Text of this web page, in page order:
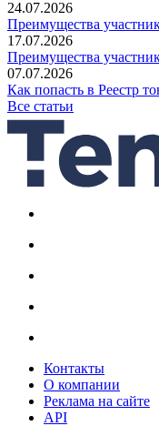
24.07.2026
Преимущества
17.07.2026
Преимущества
07.07.2026
Как попасть в Реестр
Все статьи
Контакты
О компании
Реклама на сайте
API